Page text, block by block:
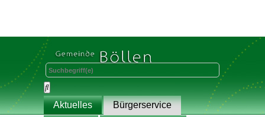
Aktuelles
Bürgerservice